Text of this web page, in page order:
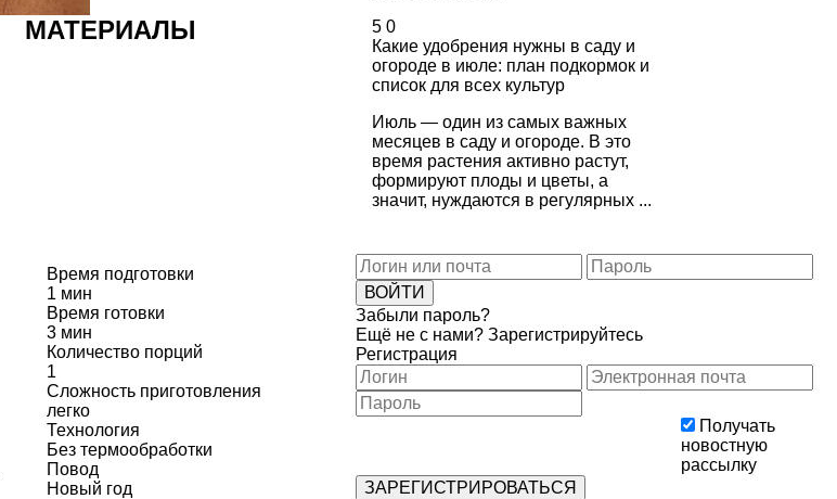
Время подготовки
1 мин
Время готовки
3 мин
Количество порций
1
Сложность приготовления
легко
Технология
Без термообработки
Повод
Новый год
МАТЕРИАЛЫ
5 0
Какие удобрения нужны в саду и
огороде в июле: план подкормок и
список для всех культур
Июль — один из самых важных
месяцев в саду и огороде. В это
время растения активно растут,
формируют плоды и цветы, а
значит, нуждаются в регулярных ...
Забыли пароль?
Ещё не с нами? Зарегистрируйтесь
Регистрация
Получать
новостную
рассылку